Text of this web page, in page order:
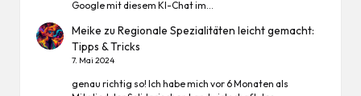
Google mit diesem KI-Chat im…
Meike zuRegionale Spezialitäten leicht gemacht:
Tipps & Tricks
7. Mai 2024
genau richtig so! Ich habe mich vor 6 Monaten als